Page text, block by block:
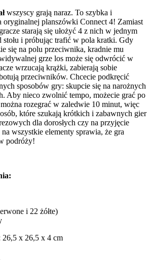
wszyscy grają naraz. To szybka i
oryginalnej planszówki Connect 4! Zamiast
starają się ułożyć 4 z nich w jednym
stołu i próbując trafić w pola kratki. Gdy
się na polu przeciwnika, kradnie mu
grze los może się odwrócić w
wrzucają krążki, zabierają sobie
przeciwników. Chcecie podkręcić
sposobów gry: skupcie się na narożnych
Aby nieco zwolnić tempo, możecie grać po
rozegrać w zaledwie 10 minut, więc
które szukają krótkich i zabawnych gier
dla dorosłych czy na przyjęcie
wszystkie elementy sprawia, że gra
podróży!
i 22 żółte)
x 26,5 x 4 cm